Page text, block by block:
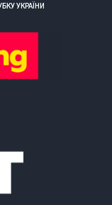
УКРАЇНИ